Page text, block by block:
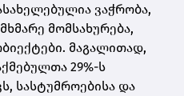
ვაჭრობა,
მომსახურება,
მაგალითად,
29%-ს
სასტუმროებისა და